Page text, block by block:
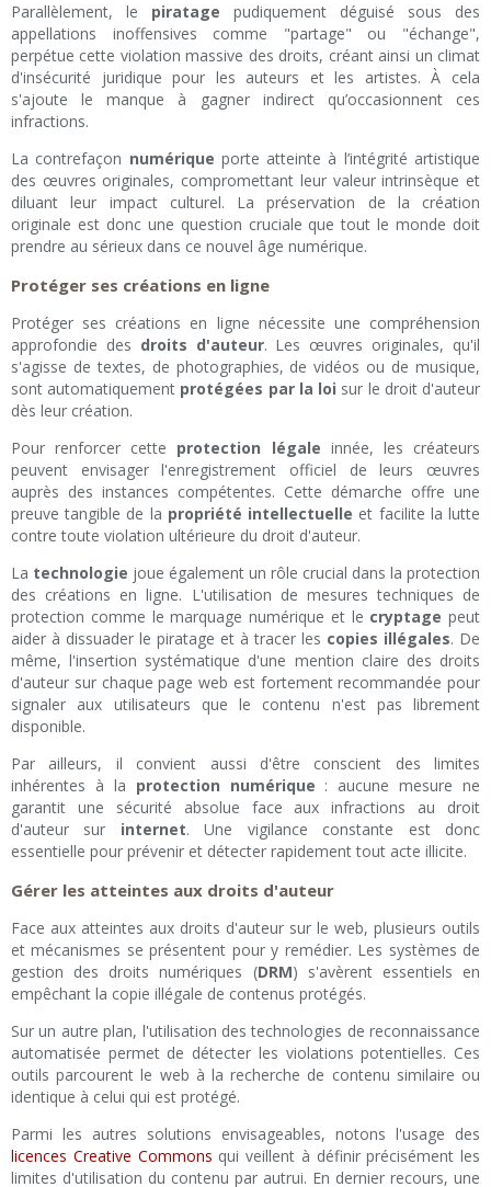
Parallèlement, le piratage pudiquement déguisé sous des
appellations inoffensives comme "partage" ou "échange",
perpétue cette violation massive des droits, créant ainsi un climat
d'insécurité juridique pour les auteurs et les artistes. À cela
s'ajoute le manque à gagner indirect qu’occasionnent ces
infractions.
La contrefaçon numérique porte atteinte à l’intégrité artistique
des œuvres originales, compromettant leur valeur intrinsèque et
diluant leur impact culturel. La préservation de la création
originale est donc une question cruciale que tout le monde doit
prendre au sérieux dans ce nouvel âge numérique.
Protéger ses créations en ligne
Protéger ses créations en ligne nécessite une compréhension
approfondie des droits d'auteur. Les œuvres originales, qu'il
s'agisse de textes, de photographies, de vidéos ou de musique,
sont automatiquement protégées par la loi sur le droit d'auteur
dès leur création.
Pour renforcer cette protection légale innée, les créateurs
peuvent envisager l'enregistrement officiel de leurs œuvres
auprès des instances compétentes. Cette démarche offre une
preuve tangible de la propriété intellectuelle et facilite la lutte
contre toute violation ultérieure du droit d'auteur.
La technologie joue également un rôle crucial dans la protection
des créations en ligne. L'utilisation de mesures techniques de
protection comme le marquage numérique et le cryptage peut
aider à dissuader le piratage et à tracer les copies illégales. De
même, l'insertion systématique d'une mention claire des droits
d'auteur sur chaque page web est fortement recommandée pour
signaler aux utilisateurs que le contenu n'est pas librement
disponible.
Par ailleurs, il convient aussi d'être conscient des limites
inhérentes à la protection numérique : aucune mesure ne
garantit une sécurité absolue face aux infractions au droit
d'auteur sur internet. Une vigilance constante est donc
essentielle pour prévenir et détecter rapidement tout acte illicite.
Gérer les atteintes aux droits d'auteur
Face aux atteintes aux droits d'auteur sur le web, plusieurs outils
et mécanismes se présentent pour y remédier. Les systèmes de
gestion des droits numériques (DRM) s'avèrent essentiels en
empêchant la copie illégale de contenus protégés.
Sur un autre plan, l'utilisation des technologies de reconnaissance
automatisée permet de détecter les violations potentielles. Ces
outils parcourent le web à la recherche de contenu similaire ou
identique à celui qui est protégé.
Parmi les autres solutions envisageables, notons l'usage des
licences Creative Commons qui veillent à définir précisément les
limites d'utilisation du contenu par autrui. En dernier recours, une